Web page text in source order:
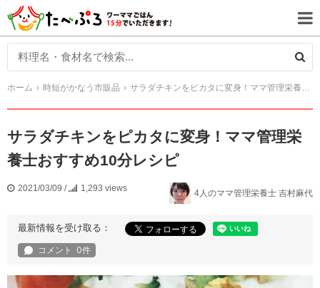
ホーム 時短がかなう市販品 サラダチキンをピカタに変身！ママ管理栄養士おすすめ10分レシピ
サラダチキンをピカタに変身！ママ管理栄
養士おすすめ10分レシピ
2021/03/09 / 1,293 views 4人のママ管理栄養士 吉村麻代
最新情報を受け取る：